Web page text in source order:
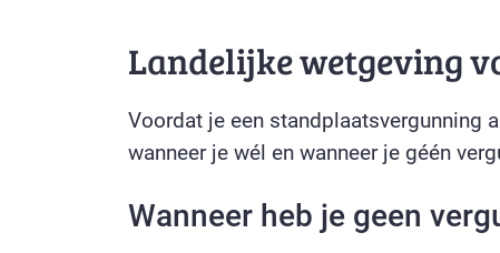
Landelijke wetgeving
Voordat je een standplaatsvergunning
wanneer je wél en wanneer je géén
Wanneer heb je geen